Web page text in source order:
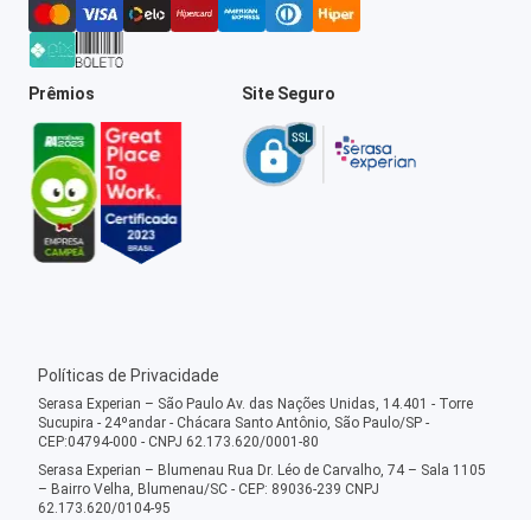
Prêmios Site Seguro
Políticas de Privacidade
Serasa Experian – São Paulo Av. das Nações Unidas, 14.401 - Torre
Sucupira - 24ºandar - Chácara Santo Antônio, São Paulo/SP -
CEP:04794-000 - CNPJ 62.173.620/0001-80
Serasa Experian – Blumenau Rua Dr. Léo de Carvalho, 74 – Sala 1105
– Bairro Velha, Blumenau/SC - CEP: 89036-239 CNPJ
62.173.620/0104-95